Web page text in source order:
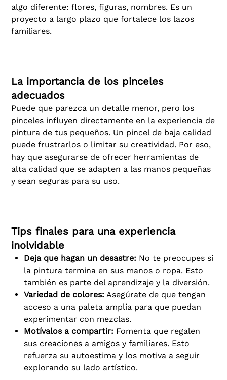
algo diferente: flores, figuras, nombres. Es un
proyecto a largo plazo que fortalece los lazos
familiares.
La importancia de los pinceles
adecuados
Puede que parezca un detalle menor, pero los
pinceles influyen directamente en la experiencia de
pintura de tus pequeños. Un pincel de baja calidad
puede frustrarlos o limitar su creatividad. Por eso,
hay que asegurarse de ofrecer herramientas de
alta calidad que se adapten a las manos pequeñas
y sean seguras para su uso.
Tips finales para una experiencia
inolvidable
Deja que hagan un desastre: No te preocupes si
la pintura termina en sus manos o ropa. Esto
también es parte del aprendizaje y la diversión.
Variedad de colores: Asegúrate de que tengan
acceso a una paleta amplia para que puedan
experimentar con mezclas.
Motívalos a compartir: Fomenta que regalen
sus creaciones a amigos y familiares. Esto
refuerza su autoestima y los motiva a seguir
explorando su lado artístico.